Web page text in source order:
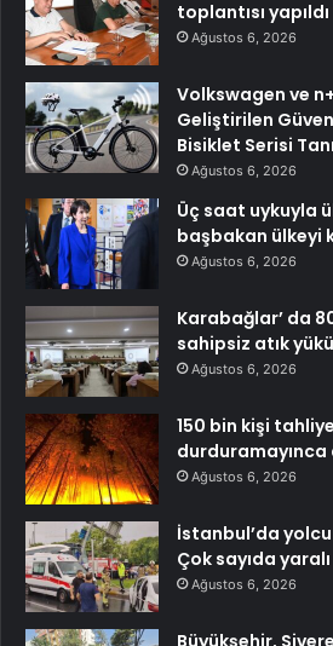
toplantısı yapıldı
Ağustos 6, 2026
Volkswagen ve
Geliştirilen
Bisiklet Serisi
Ağustos 6, 2026
Üç saat uykuyla
başbakan ülkeyi
Ağustos 6, 2026
Karabağlar’ da
sahipsiz atık
Ağustos 6, 2026
150 bin kişi
durduramayınca
Ağustos 6, 2026
İstanbul’da
Çok sayıda
Ağustos 6, 2026
Büyükşehir,